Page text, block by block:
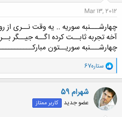
Mar 13, 2012
چهارشـــنبه سوریه .. یه وقت نــری از
آخه تجربه ثابــت کرده اگــه جیــگر
چهارشـــنبه سوریــتون مبارکـــــــــــ
و
ا
ک
ن
ش
ه
ا
ستاره67
شهرام 59
عضو جدید کاربر ممتاز